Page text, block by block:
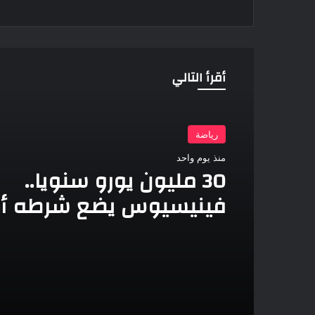
أقرأ التالي
رياضة
منذ يوم واحد
30 مليون يورو سنويا..
فينيسيوس يضع شرطه
ريال مدريد